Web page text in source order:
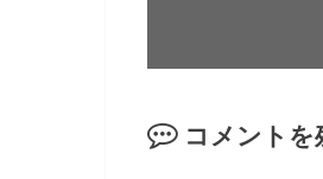
コメントを